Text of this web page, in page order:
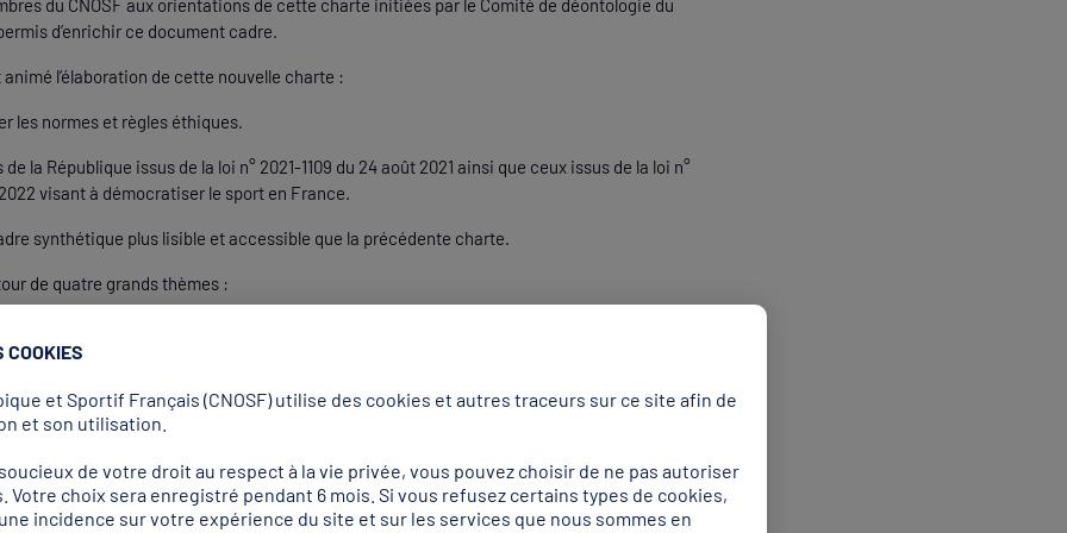
du CNOSF aux orientations de cette charte initiées par le Comité de déontologie du
d’enrichir ce document cadre.
l’élaboration de cette nouvelle charte :
les normes et règles éthiques.
la République issus de la loi n° 2021-1109 du 24 août 2021 ainsi que ceux issus de la loi n°
visant à démocratiser le sport en France.
synthétique plus lisible et accessible que la précédente charte.
de quatre grands thèmes :
des organisations sportives.
du sport.
COOKIES
et Sportif Français (CNOSF) utilise des cookies et autres traceurs sur ce site afin de
et son utilisation.
de votre droit au respect à la vie privée, vous pouvez choisir de ne pas autoriser
Votre choix sera enregistré pendant 6 mois. Si vous refusez certains types de cookies,
incidence sur votre expérience du site et sur les services que nous sommes en